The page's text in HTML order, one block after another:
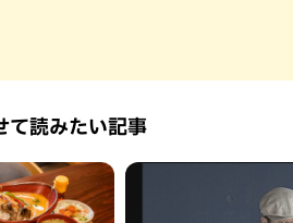
て読みたい記事